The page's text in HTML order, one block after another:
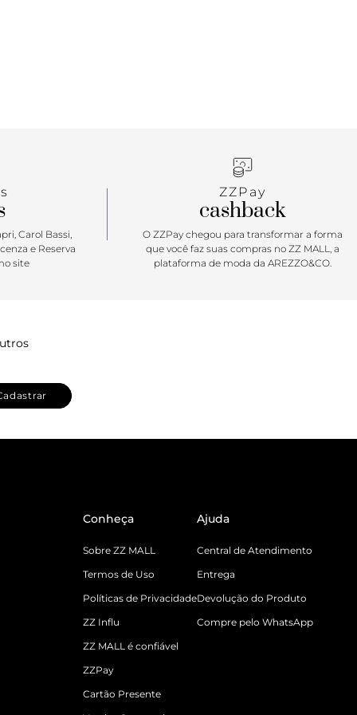
Carol Bassi,
e Reserva
site
ZZPay
cashback
O ZZPay chegou para transformar a forma
que você faz suas compras no ZZ MALL, a
plataforma de moda da AREZZO&CO.
Conheça
Sobre ZZ MALL
Termos de Uso
Políticas de Privacidade
ZZ Influ
ZZ MALL é confiável
ZZPay
Cartão Presente
Ajuda
Central de Atendimento
Entrega
Devolução do Produto
Compre pelo WhatsApp